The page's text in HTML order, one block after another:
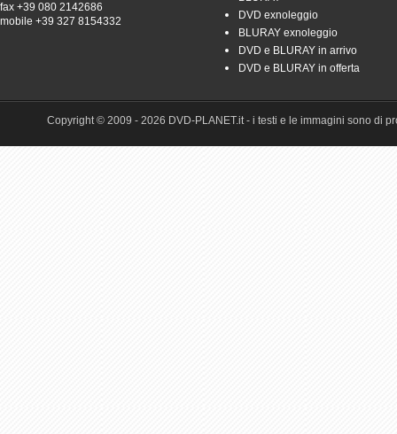
fax +39 080 2142686
mobile +39 327 8154332
DVD exnoleggio
BLURAY exnoleggio
DVD e BLURAY in arrivo
DVD e BLURAY in offerta
Copyright © 2009 - 2026 DVD-PLANET.it - i testi e le immagini sono di